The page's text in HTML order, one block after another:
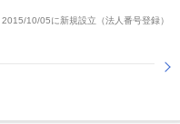
2015/10/05に新規設立（法人番号登録）